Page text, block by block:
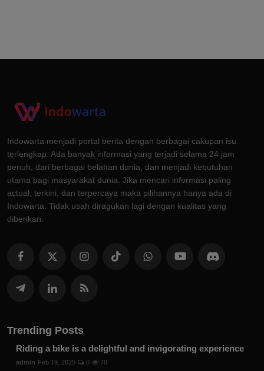
Indowarta menjadi portal berita dengan berbagai cakupan isu
terlengkap. Ada banyak informasi yang terjadi selama 24 jam
penuh, dari berbagai belahan dunia, dan menjadi kebutuhan
utama bagi masyarakat dunia. Jika mencari informasi paling
actual, terkini, dan terpercaya maka pilihannya hanya ada di
Indowarta. Tidak usah diragukan lagi dengan kualitas yang
diberikan.
Trending Posts
Riding a bike is a delightful and invigorating experience
admin Feb 19, 2025 0 78